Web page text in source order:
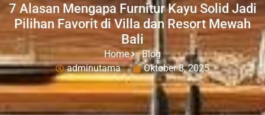
7 Alasan Mengapa Furnitur Kayu Solid Jadi
Pilihan Favorit di Villa dan Resort Mewah
Bali
Home
Blog
adminutama
Oktober 8, 2025